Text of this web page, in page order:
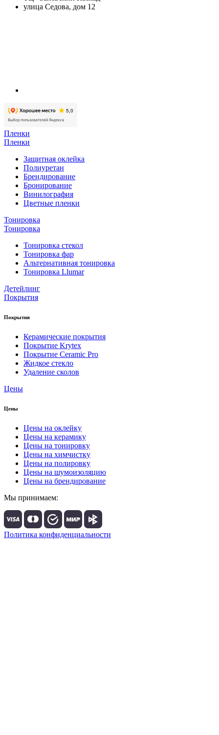
улица Седова, дом 12
Пленки
Пленки
Защитная оклейка
Полиуретан
Брендирование
Бронирование
Винилография
Цветные пленки
Тонировка
Тонировка
Тонировка стекол
Тонировка фар
Альтернативная тонировка
Тонировка Llumar
Детейлинг
Покрытия
Покрытия
Керамические покрытия
Покрытие Krytex
Покрытие Ceramic Pro
Жидкое стекло
Удаление сколов
Цены
Цены
Цены на оклейку
Цены на керамику
Цены на тонировку
Цены на химчистку
Цены на полировку
Цены на шумоизоляцию
Цены на брендирование
Мы принимаем:
Политика конфиденциальности